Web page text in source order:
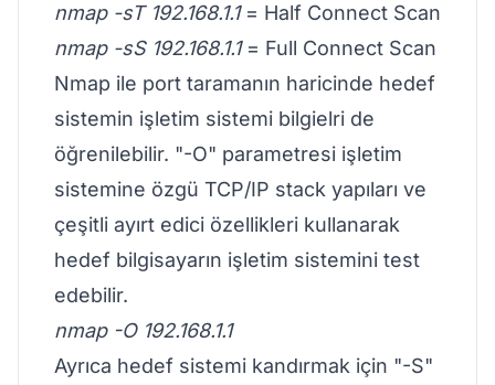
nmap -sT 192.168.1.1= Half Connect Scan
nmap -sS 192.168.1.1 = Full Connect Scan
Nmap ile port taramanın haricinde hedef
sistemin işletim sistemi bilgielri de
öğrenilebilir. "-O" parametresi işletim
sistemine özgü TCP/IP stack yapıları ve
çeşitli ayırt edici özellikleri kullanarak
hedef bilgisayarın işletim sistemini test
edebilir.
nmap -O 192.168.1.1
Ayrıca hedef sistemi kandırmak için "-S"